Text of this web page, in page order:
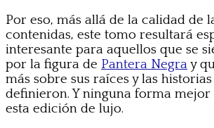
Por eso, más allá de la calidad de
contenidas, este tomo resultará
interesante para aquellos que se
por la figura de Pantera Negray
más sobre sus raíces y las
definieron. Y ninguna forma mejor
esta edición de lujo.